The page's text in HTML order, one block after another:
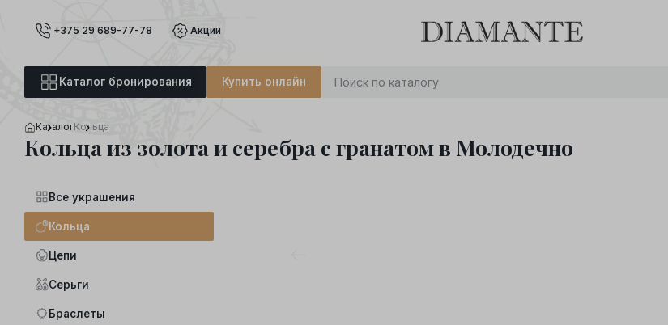
+375 29 689-77-78 Акции
Каталог бронирования Купить онлайн
0 : 0 0
КаталогКольца
Кольца из золота и серебра с гранатом в Молодечно
Все украшения
Кольца
Цепи
Серьги
Браслеты